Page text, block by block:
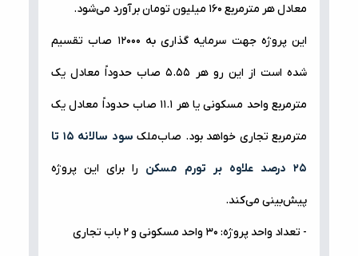
معادل هر متر‌مربع ۱۶۰ میلیون تومان برآورد می‌شود.
این پروژه جهت سرمایه گذاری به ۱۲۰۰۰ صاب تقسیم
شده است از این رو هر ۵.۵۵ صاب حدوداً معادل یک
متر‌مربع واحد مسکونی یا هر ۱۱.۱ صاب حدوداً معادل یک
متر‌مربع تجاری خواهد بود. صاب‌ملک سود سالانه ۱۵ تا
۲۵ درصد علاوه بر تورم مسکن را برای این پروژه
پیش‌بینی می‌کند.
- تعداد واحد پروژه: ۳۰ واحد مسکونی و ۲ باب تجاری